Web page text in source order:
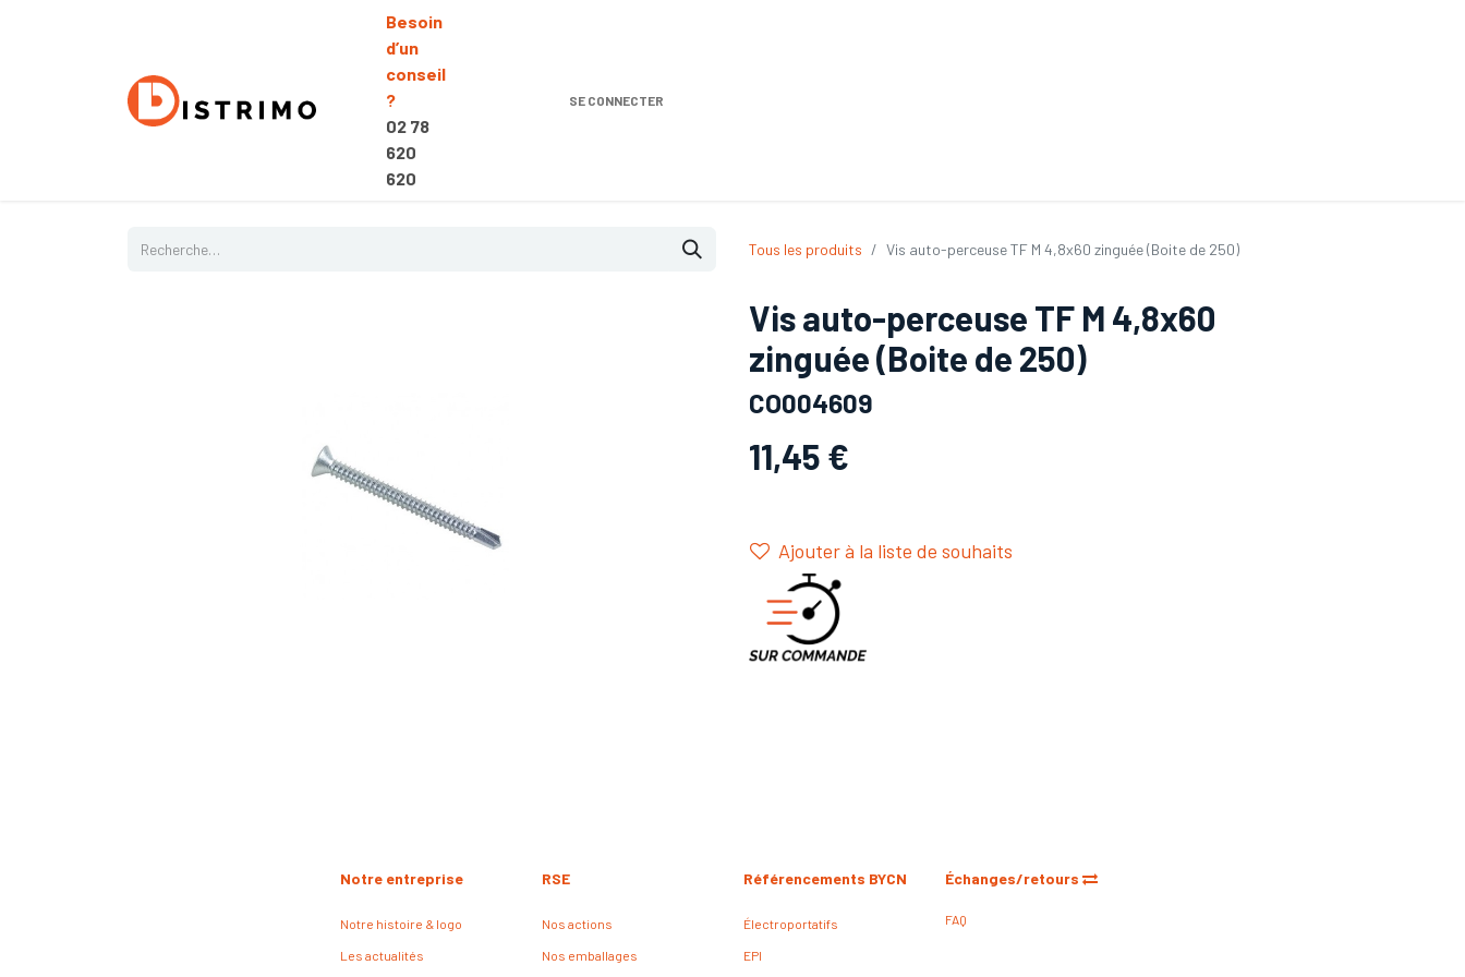
Besoin
d’un
conseil
?
02 78
620
620
SE CONNECTER
Tous les produits Vis auto-perceuse TF M 4,8x60 zinguée (Boite de 250)
Vis auto-perceuse TF M 4,8x60
zinguée (Boite de 250)
CO004609
11,45 €
Ajouter à la liste de souhaits
Échanges/retours
FAQ
Référencements BYCN
Électroportatifs
EPI
RSE
Nos actions
Nos emballages
Notre entreprise
Notre histoire & logo
Les actualités